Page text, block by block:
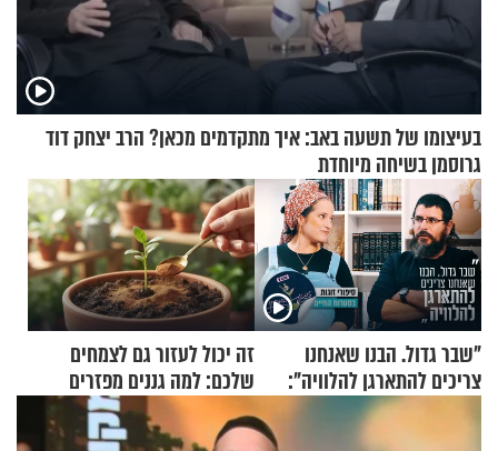
בעיצומו של תשעה באב: איך מתקדמים מכאן? הרב יצחק דוד
גרוסמן בשיחה מיוחדת
"שבר גדול. הבנו שאנחנו
צריכים להתארגן להלוויה":
זוגיות במבחן, הפעם עם מרים
וגד דנינו
זה יכול לעזור גם לצמחים
שלכם: למה גננים מפזרים
קינמון בעציצים?